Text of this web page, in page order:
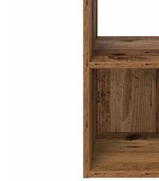
Купи на изплащане
Credit calculator
Нощни шкафчета с
Please select credit institution
Цена на продукта: €85.00
Extraction of information
Предоставената таблица е
Добавете продукта в
количката" и при поръчка
вноски на кредита.